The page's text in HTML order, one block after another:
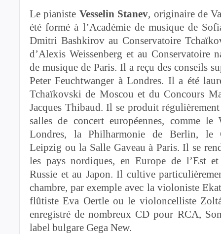
Le pianiste Vesselin Stanev, originaire de
été formé à l’Académie de musique de
Dmitri Bashkirov au Conservatoire
d’Alexis Weissenberg et au Conservatoire
de musique de Paris. Il a reçu des conseils
Peter Feuchtwanger à Londres. Il a été
Tchaïkovski de Moscou et du Concours
Jacques Thibaud. Il se produit
salles de concert européennes, comme
Londres, la Philharmonie de Berlin, le
Leipzig ou la Salle Gaveau à Paris. Il se
les pays nordiques, en Europe de l’Est
Russie et au Japon. Il cultive
chambre, par exemple avec la violoniste
flûtiste Eva Oertle ou le violoncelliste
enregistré de nombreux CD pour RCA,
label bulgare Gega New.